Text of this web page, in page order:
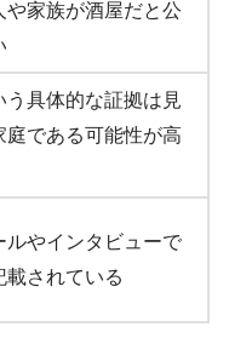
家族が酒屋だと公
具体的な証拠は見
である可能性が高
ルやインタビューで
載されている